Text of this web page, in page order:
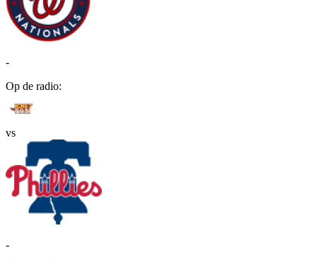
-
Op de radio:
vs
-